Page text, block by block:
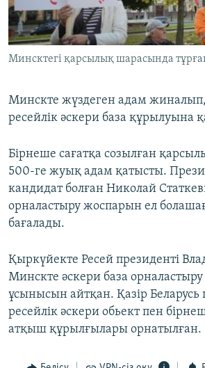
ЖАЗЫЛЫҢЫЗ
Минсктегі қарсылық шарасында
Минскте жүздеген адам жиналып,
ресейлік әскери база құрылуына
Бірнеше сағатқа созылған
500-ге жуық адам қатысты.
кандидат болған Николай
орналастыру жоспарын ел
бағалады.
Қыркүйекте Ресей президенті
Минскте әскери база
ұсынысын айтқан. Қазір
ресейлік әскери обьект пен
атқыш құрылғылары орнатылған.